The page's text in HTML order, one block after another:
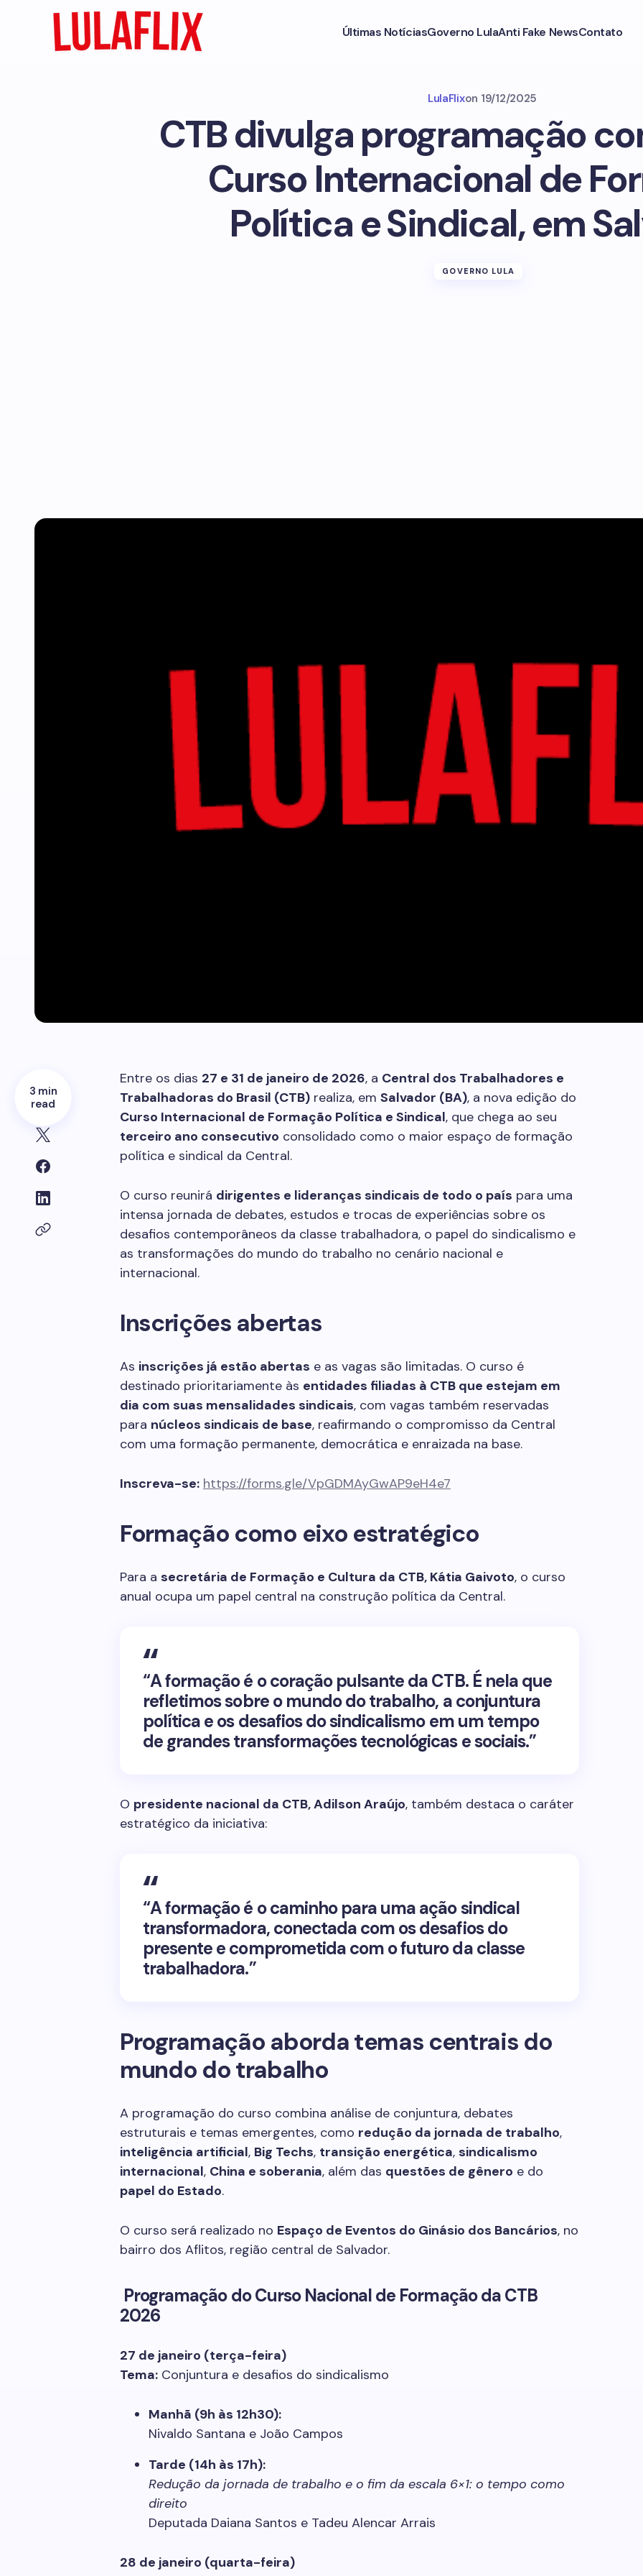
Últimas NotíciasGoverno LulaAnti Fake NewsContato
LulaFlixon 19/12/2025
CTB divulga programação
Curso Internacional de
Política e Sindical, em
GOVERNO LULA
3 min
read
Entre os dias 27 e 31 de janeiro de 2026, a Central dos Trabalhadores e
Trabalhadoras do Brasil (CTB) realiza, em Salvador (BA), a nova edição do
Curso Internacional de Formação Política e Sindical, que chega ao seu
terceiro ano consecutivo consolidado como o maior espaço de formação
política e sindical da Central.
O curso reunirá dirigentes e lideranças sindicais de todo o país para uma
intensa jornada de debates, estudos e trocas de experiências sobre os
desafios contemporâneos da classe trabalhadora, o papel do sindicalismo e
as transformações do mundo do trabalho no cenário nacional e
internacional.
Inscrições abertas
As inscrições já estão abertas e as vagas são limitadas. O curso é
destinado prioritariamente às entidades filiadas à CTB que estejam em
dia com suas mensalidades sindicais, com vagas também reservadas
para núcleos sindicais de base, reafirmando o compromisso da Central
com uma formação permanente, democrática e enraizada na base.
Inscreva-se: https://forms.gle/VpGDMAyGwAP9eH4e7
Formação como eixo estratégico
Para a secretária de Formação e Cultura da CTB, Kátia Gaivoto, o curso
anual ocupa um papel central na construção política da Central.
“A formação é o coração pulsante da CTB. É nela que
refletimos sobre o mundo do trabalho, a conjuntura
política e os desafios do sindicalismo em um tempo
de grandes transformações tecnológicas e sociais.”
O presidente nacional da CTB, Adilson Araújo, também destaca o caráter
estratégico da iniciativa:
“A formação é o caminho para uma ação sindical
transformadora, conectada com os desafios do
presente e comprometida com o futuro da classe
trabalhadora.”
Programação aborda temas centrais do
mundo do trabalho
A programação do curso combina análise de conjuntura, debates
estruturais e temas emergentes, como redução da jornada de trabalho,
inteligência artificial, Big Techs, transição energética, sindicalismo
internacional, China e soberania, além das questões de gênero e do
papel do Estado.
O curso será realizado no Espaço de Eventos do Ginásio dos Bancários, no
bairro dos Aflitos, região central de Salvador.
Programação do Curso Nacional de Formação da CTB
2026
27 de janeiro (terça-feira)
Tema: Conjuntura e desafios do sindicalismo
Manhã (9h às 12h30):
Nivaldo Santana e João Campos
Tarde (14h às 17h):
Redução da jornada de trabalho e o fim da escala 6×1: o tempo como
direito
Deputada Daiana Santos e Tadeu Alencar Arrais
28 de janeiro (quarta-feira)